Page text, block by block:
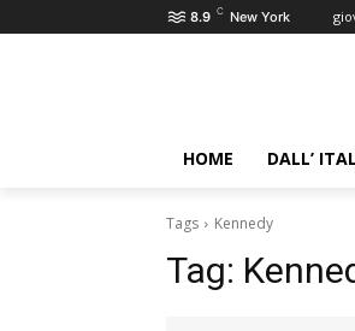
8.9 C New York
HOME DALL’
Tags Kennedy
Tag: